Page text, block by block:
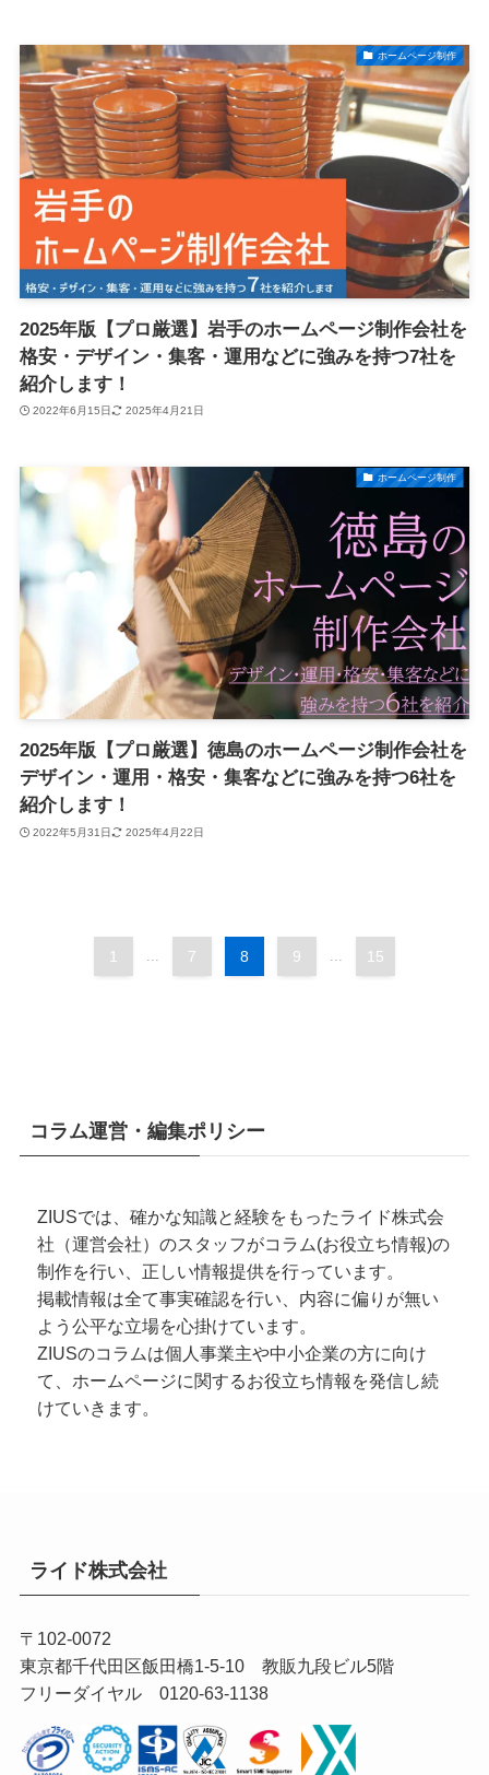
ホームページ制作
2025年版【プロ厳選】岩手のホームページ制作会社を
格安・デザイン・集客・運用などに強みを持つ7社を
紹介します！
2022年6月15日 2025年4月21日
ホームページ制作
2025年版【プロ厳選】徳島のホームページ制作会社を
デザイン・運用・格安・集客などに強みを持つ6社を
紹介します！
2022年5月31日 2025年4月22日
1 ... 7 8 9 ... 15
コラム運営・編集ポリシー
ZIUSでは、確かな知識と経験をもったライド株式会
社（運営会社）のスタッフがコラム(お役立ち情報)の
制作を行い、正しい情報提供を行っています。
掲載情報は全て事実確認を行い、内容に偏りが無い
よう公平な立場を心掛けています。
ZIUSのコラムは個人事業主や中小企業の方に向け
て、ホームページに関するお役立ち情報を発信し続
けていきます。
ライド株式会社
〒102-0072
東京都千代田区飯田橋1-5-10 教販九段ビル5階
フリーダイヤル 0120-63-1138